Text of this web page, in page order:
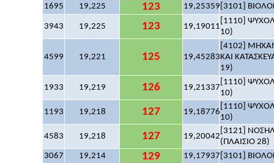
1695
19,225 123 19,25359 [3101]
3943 19,225 123 19,19011
[1110]
10)
4599 19,221 125 19,45283
[4102]
ΚΑΙ
19)
1933 19,219 126 19,21337
[1110]
10)
1193 19,218 127 19,18776
[1110]
10)
4583 19,218 127 19,20042
[3121]
(ΠΛΑΙΣΙΟ 28)
3067
19,214 129 19,17937 [3101]